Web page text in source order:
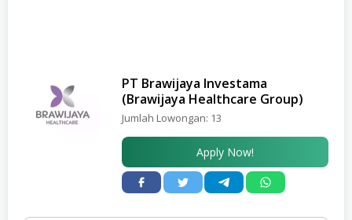
PT Brawijaya Investama
(Brawijaya Healthcare Group)
Jumlah Lowongan: 13
Apply Now!